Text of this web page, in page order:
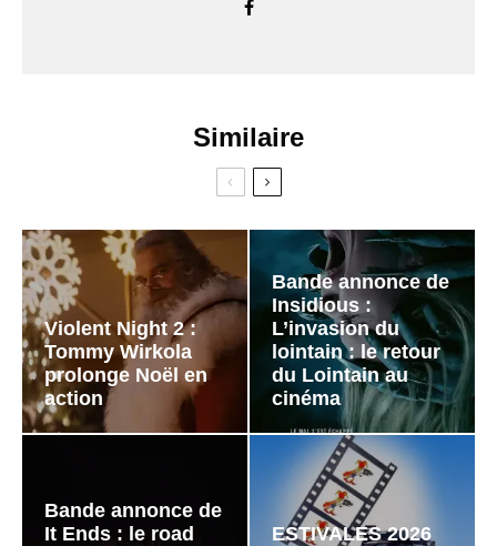
Similaire
Violent Night 2 :
Tommy Wirkola
prolonge Noël en
action
Bande annonce de
Insidious :
L’invasion du
lointain : le retour
du Lointain au
cinéma
Bande annonce de
It Ends : le road
ESTIVALES 2026